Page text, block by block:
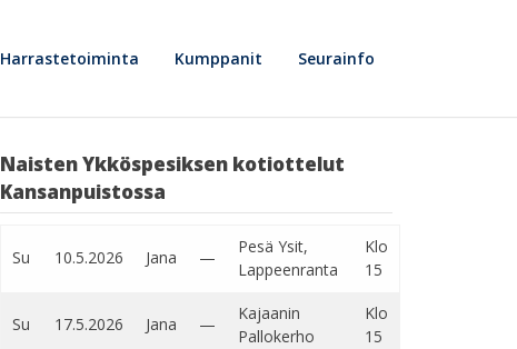
Harrastetoiminta Kumppanit Seurainfo
Naisten Ykköspesiksen kotiottelut
Kansanpuistossa
Su 10.5.2026 Jana —
Pesä Ysit,
Lappeenranta
Klo
15
Su 17.5.2026 Jana —
Kajaanin
Pallokerho
Klo
15